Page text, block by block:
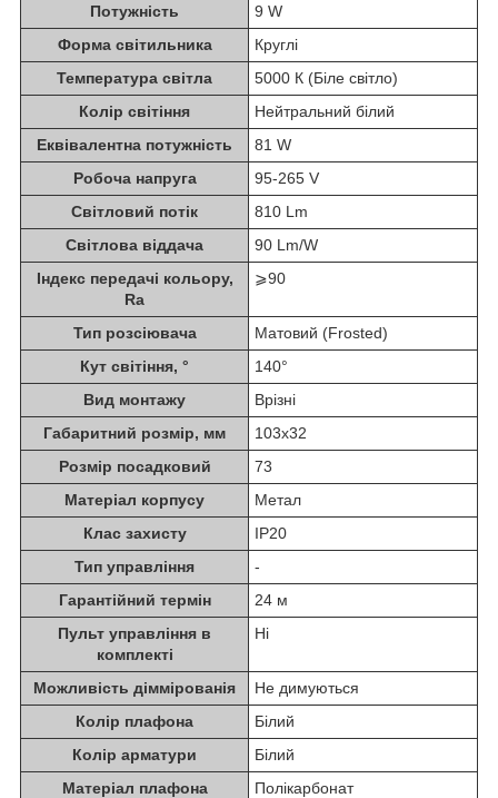
Потужність
9 W
Форма світильника
Круглі
Температура світла
5000 К (Біле світло)
Колір світіння
Нейтральний білий
Еквівалентна потужність
81 W
Робоча напруга
95-265 V
Світловий потік
810 Lm
Світлова віддача
90 Lm/W
Індекс передачі кольору,
Ra
⩾90
Тип розсіювача
Матовий (Frosted)
Кут світіння, °
140°
Вид монтажу
Врізні
Габаритний розмір, мм
103x32
Розмір посадковий
73
Матеріал корпусу
Метал
Клас захисту
IP20
Тип управління
-
Гарантійний термін
24 м
Пульт управління в
комплекті
Ні
Можливість діммірованія
Не димуються
Колір плафона
Білий
Колір арматури
Білий
Матеріал плафона
Полікарбонат